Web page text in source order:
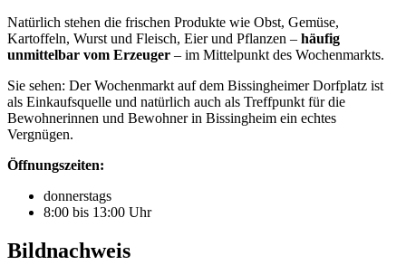
Natürlich stehen die frischen Produkte wie Obst, Gemüse,
Kartoffeln, Wurst und Fleisch, Eier und Pflanzen – häufig
unmittelbar vom Erzeuger – im Mittelpunkt des Wochenmarkts.
Sie sehen: Der Wochenmarkt auf dem Bissingheimer Dorfplatz ist
als Einkaufsquelle und natürlich auch als Treffpunkt für die
Bewohnerinnen und Bewohner in Bissingheim ein echtes
Vergnügen.
Öffnungszeiten:
donnerstags
8:00 bis 13:00 Uhr
Bildnachweis